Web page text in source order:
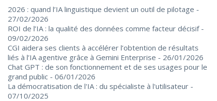
2026 : quand l’IA linguistique devient un outil de pilotage -
27/02/2026
ROI de l’IA : la qualité des données comme facteur décisif -
09/02/2026
CGI aidera ses clients à accélérer l’obtention de résultats
liés à l’IA agentive grâce à Gemini Enterprise - 26/01/2026
Chat GPT : de son fonctionnement et de ses usages pour le
grand public - 06/01/2026
La démocratisation de l'IA : du spécialiste à l'utilisateur -
07/10/2025